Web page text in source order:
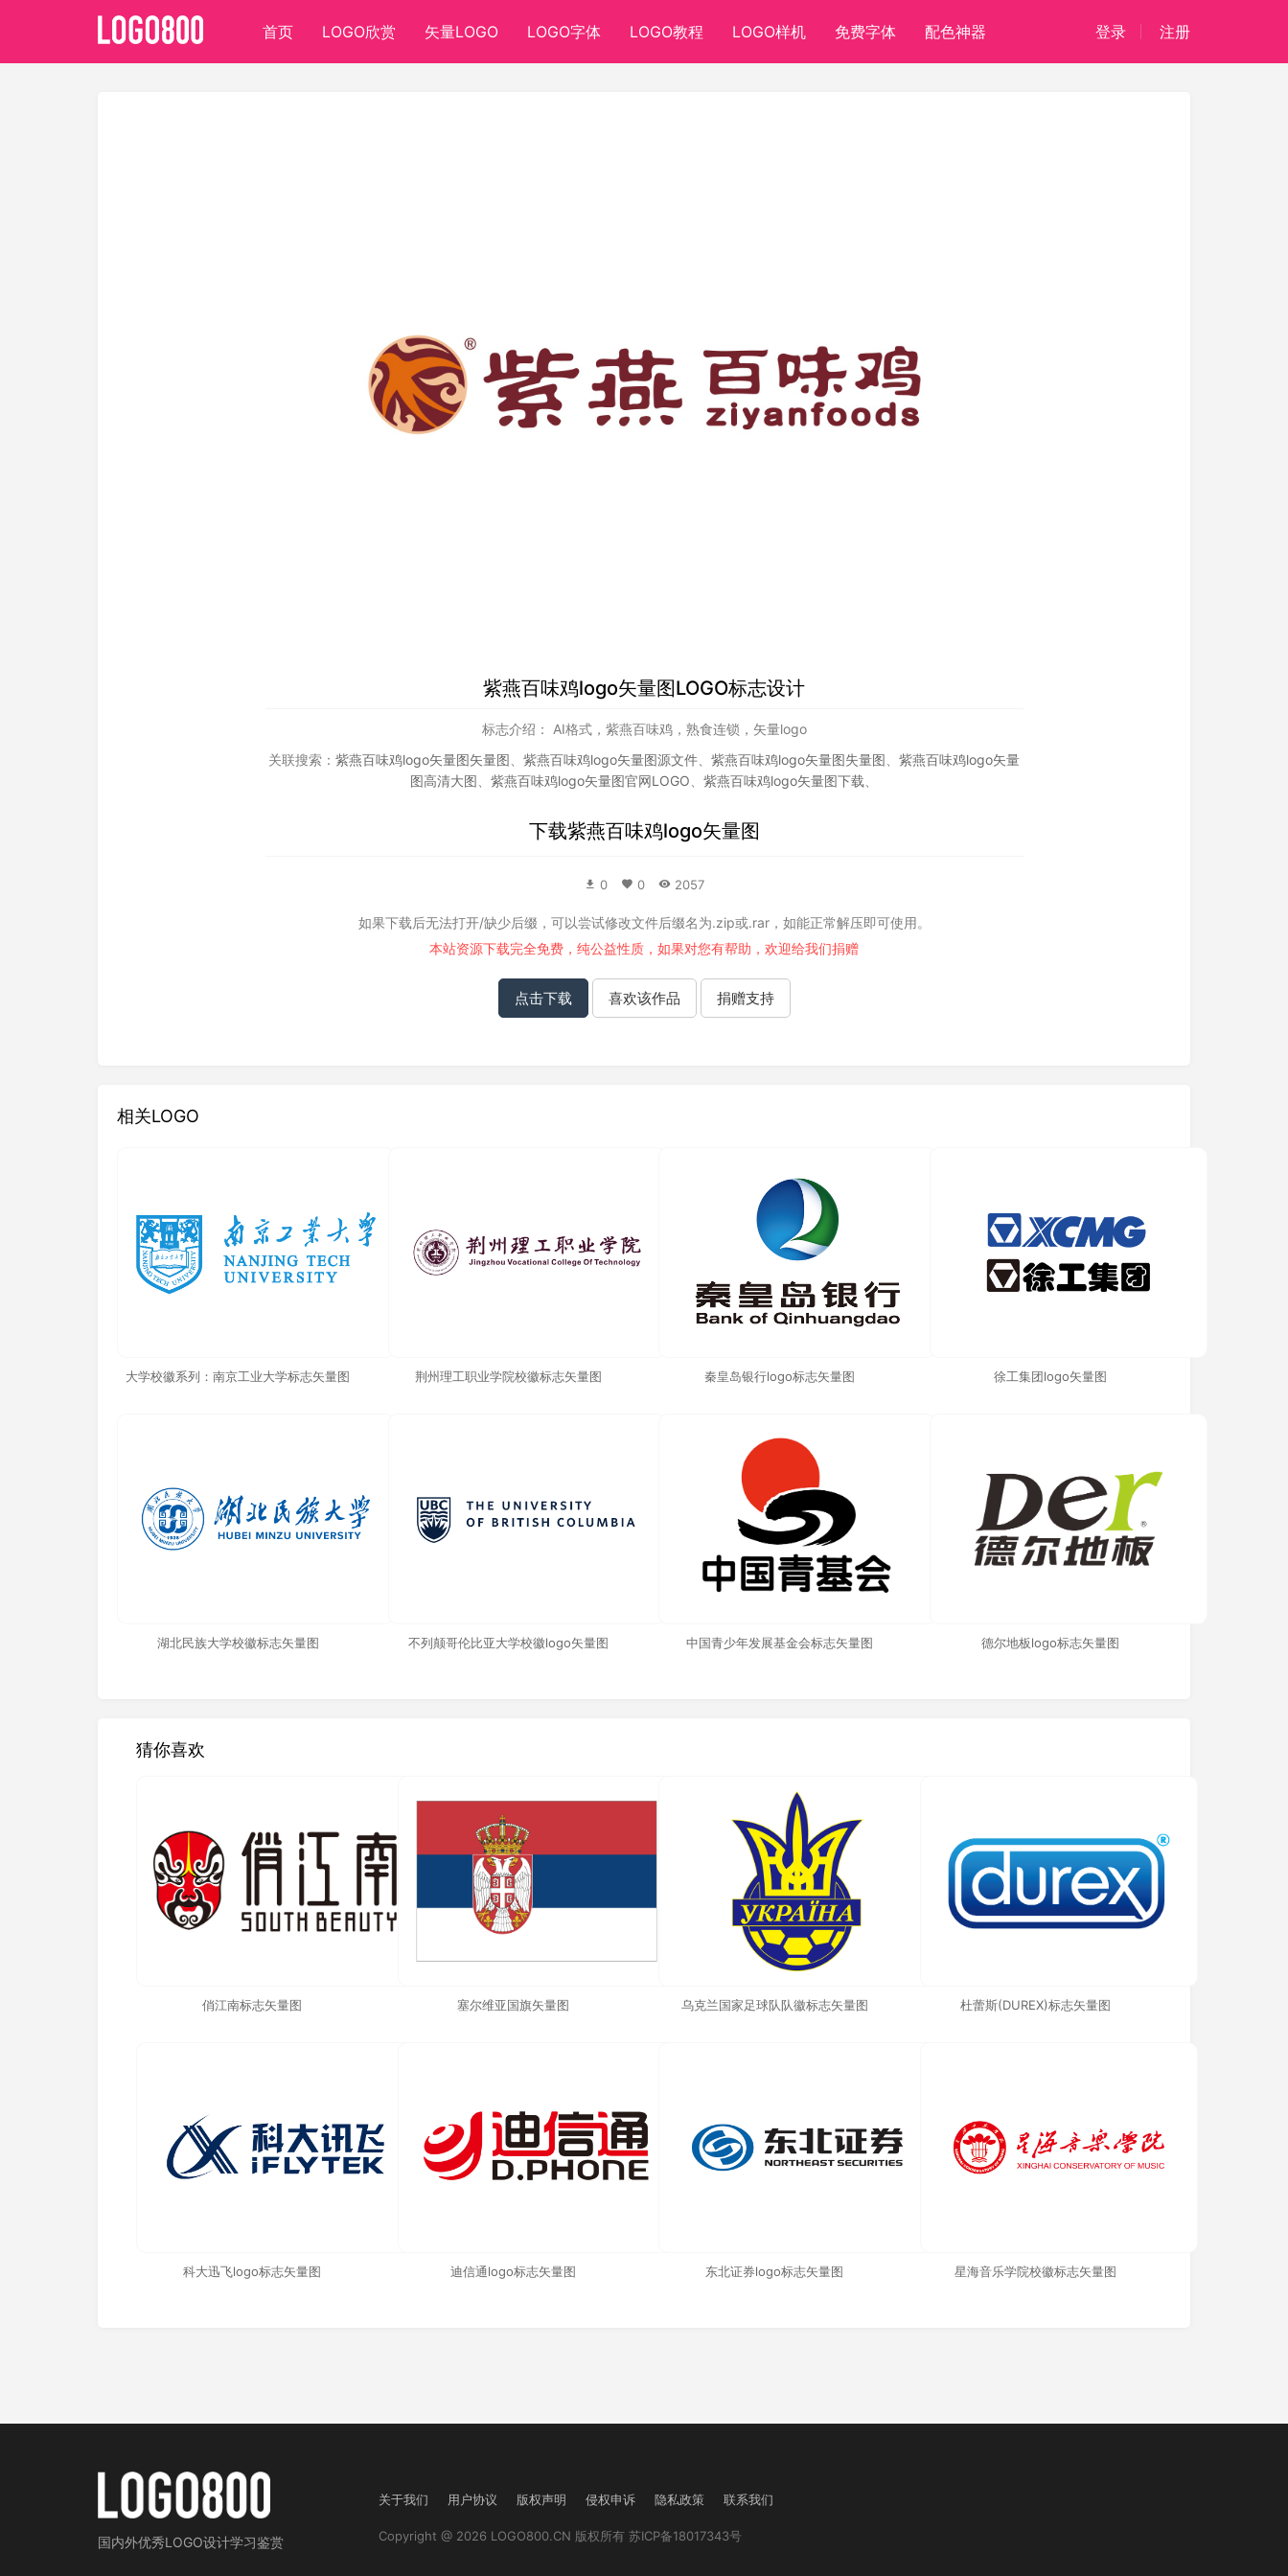
首页 LOGO欣赏 矢量LOGO LOGO字体 LOGO教程 LOGO样机 免费字体 配色神器 登录 注册
紫燕百味鸡logo矢量图LOGO标志设计
标志介绍： AI格式，紫燕百味鸡，熟食连锁，矢量logo
关联搜索： 紫燕百味鸡logo矢量图矢量图 紫燕百味鸡logo矢量图源文件 紫燕百味鸡logo矢量图失量图
紫燕百味鸡logo矢量
图高清大图
紫燕百味鸡logo矢量图官网LOGO 紫燕百味鸡logo矢量图下载
下载紫燕百味鸡logo矢量图
0 0 2057
如果下载后无法打开/缺少后缀，可以尝试修改文件后缀名为.zip或.rar，如能正常解压即可使用。
本站资源下载完全免费，纯公益性质，如果对您有帮助，欢迎给我们捐赠
点击下载 喜欢该作品 捐赠支持
相关LOGO
大学校徽系列：南京工业大学标志矢量图 荆州理工职业学院校徽标志矢量图 秦皇岛银行logo标志矢量图 徐工集团logo矢量图
湖北民族大学校徽标志矢量图 不列颠哥伦比亚大学校徽logo矢量图 中国青少年发展基金会标志矢量图 德尔地板logo标志矢量图
猜你喜欢
俏江南标志矢量图 塞尔维亚国旗矢量图 乌克兰国家足球队队徽标志矢量图 杜蕾斯(DUREX)标志矢量图
科大迅飞logo标志矢量图 迪信通logo标志矢量图 东北证券logo标志矢量图 星海音乐学院校徽标志矢量图
国内外优秀LOGO设计学习鉴赏
关于我们 用户协议 版权声明 侵权申诉 隐私政策 联系我们
Copyright @ 2026 LOGO800.CN 版权所有 苏ICP备18017343号